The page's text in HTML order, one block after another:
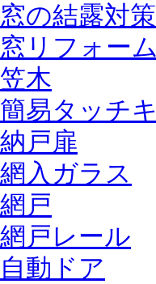
窓の結露対策
窓リフォーム
笠木
簡易タッチ
納戸扉
網入ガラス
網戸
網戸レール
自動ドア